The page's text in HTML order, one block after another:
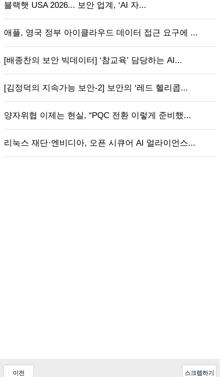
블랙햇 USA 2026... 보안 업계, ‘AI 자...
애플, 영국 정부 아이클라우드 데이터 접근 요구에 ...
[배종찬의 보안 빅데이터] ‘참교육’ 담당하는 AI...
[김정덕의 지속가능 보안-2] 보안의 ‘레드 헬리콥...
양자위협 이제는 현실, “PQC 전환 이렇게 준비했...
리눅스 재단·엔비디아, 오픈 시큐어 AI 얼라이언스...
이전 스크랩하기